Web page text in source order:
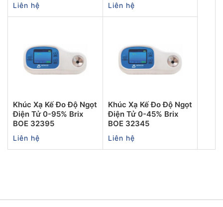
Liên hệ Liên hệ
Khúc Xạ Kế Đo Độ Ngọt
Điện Tử 0-95% Brix
BOE 32395
Liên hệ
Khúc Xạ Kế Đo Độ Ngọt
Điện Tử 0-45% Brix
BOE 32345
Liên hệ